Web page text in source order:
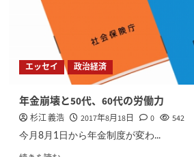
エッセイ 政治経済
年金崩壊と50代、60代の労働力
杉江 義浩 2017年8月18日 0 542
今月8月1日から年金制度が変わ...